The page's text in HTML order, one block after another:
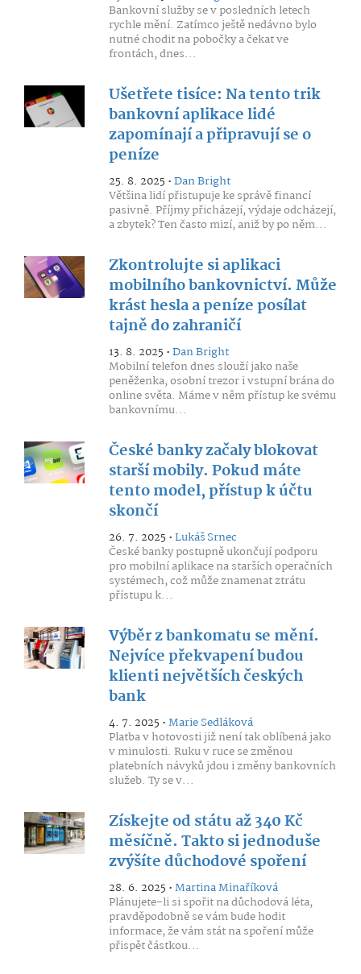
Bankovní služby se v posledních letech
rychle mění. Zatímco ještě nedávno bylo
nutné chodit na pobočky a čekat ve
frontách, dnes...
Ušetřete tisíce: Na tento trik
bankovní aplikace lidé
zapomínají a připravují se o
peníze
25. 8. 2025 •Dan Bright
Většina lidí přistupuje ke správě financí
pasivně. Příjmy přicházejí, výdaje odcházejí,
a zbytek? Ten často mizí, aniž by po něm...
Zkontrolujte si aplikaci
mobilního bankovnictví. Může
krást hesla a peníze posílat
tajně do zahraničí
13. 8. 2025 •Dan Bright
Mobilní telefon dnes slouží jako naše
peněženka, osobní trezor i vstupní brána do
online světa. Máme v něm přístup ke svému
bankovnímu...
České banky začaly blokovat
starší mobily. Pokud máte
tento model, přístup k účtu
skončí
26. 7. 2025 •Lukáš Srnec
České banky postupně ukončují podporu
pro mobilní aplikace na starších operačních
systémech, což může znamenat ztrátu
přístupu k...
Výběr z bankomatu se mění.
Nejvíce překvapení budou
klienti největších českých
bank
4. 7. 2025 •Marie Sedláková
Platba v hotovosti již není tak oblíbená jako
v minulosti. Ruku v ruce se změnou
platebních návyků jdou i změny bankovních
služeb. Ty se v...
Získejte od státu až 340 Kč
měsíčně. Takto si jednoduše
zvýšíte důchodové spoření
28. 6. 2025 •Martina Minaříková
Plánujete-li si spořit na důchodová léta,
pravděpodobně se vám bude hodit
informace, že vám stát na spoření může
přispět částkou...